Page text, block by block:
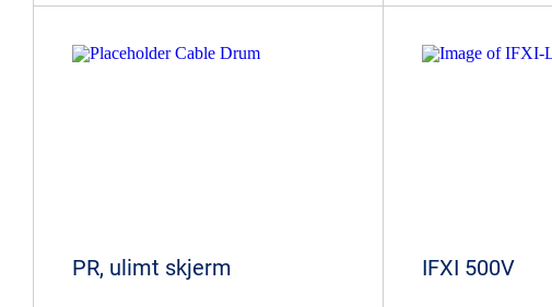
PR, ulimt skjerm IFXI 500V